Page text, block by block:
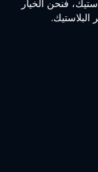
فنحن الخيار